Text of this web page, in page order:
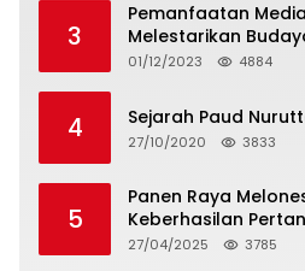
3
Pemanfaatan
Melestarikan
01/12/2023 4884
4 Sejarah Paud
27/10/2020 3833
5
Panen Raya
Keberhasilan
Kabupaten Bekasi
27/04/2025 3785